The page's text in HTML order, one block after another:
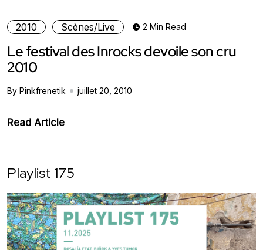
2010 Scènes/Live 2 Min Read
Le festival des Inrocks devoile son cru
2010
By Pinkfrenetik juillet 20, 2010
Read Article
Playlist 175